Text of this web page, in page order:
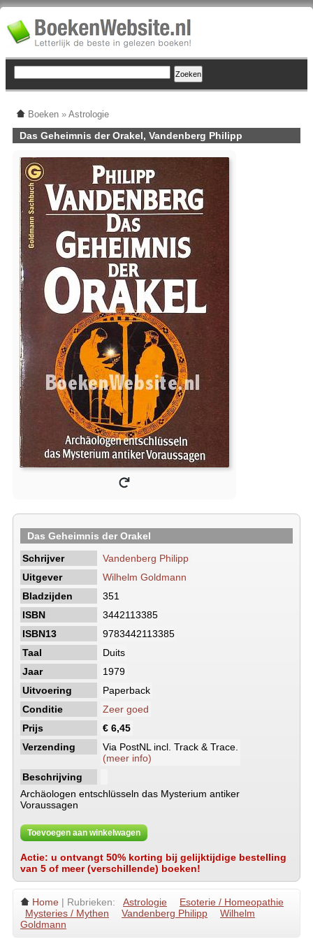
Boeken » Astrologie
Das Geheimnis der Orakel, Vandenberg Philipp
Das Geheimnis der Orakel
Schrijver
Vandenberg Philipp
Uitgever
Wilhelm Goldmann
Bladzijden
351
ISBN
3442113385
ISBN13
9783442113385
Taal
Duits
Jaar
1979
Uitvoering
Paperback
Conditie
Zeer goed
Prijs
€ 6,45
Verzending
Via PostNL incl. Track & Trace.
(meer info)
Beschrijving
Archäologen entschlüsseln das Mysterium antiker
Voraussagen
Toevoegen aan winkelwagen
Actie: u ontvangt 50% korting bij gelijktijdige bestelling
van 5 of meer (verschillende) boeken!
Home | Rubrieken: Astrologie
Esoterie / Homeopathie
Mysteries / Mythen
Vandenberg Philipp
Wilhelm
Goldmann